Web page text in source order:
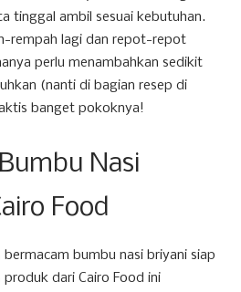
tinggal ambil sesuai kebutuhan.
rempah lagi dan repot-repot
perlu menambahkan sedikit
(nanti di bagian resep di
banget pokoknya!
Nasi
Food
bermacam bumbu nasi briyani siap
dari Cairo Food ini